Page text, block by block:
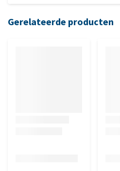
Kijken of de katten er net zolang
Gerelateerde producten